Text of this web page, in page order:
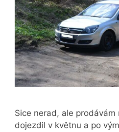
Sice nerad, ale
dojezdil v květnu a po